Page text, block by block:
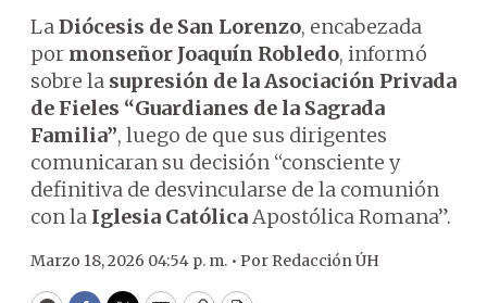
LaDiócesis de San Lorenzo, encabezada
por monseñor Joaquín Robledo, informó
sobre la supresión de la Asociación Privada
de Fieles “Guardianes de la Sagrada
Familia”, luego de que sus dirigentes
comunicaran su decisión “consciente y
definitiva de desvincularse de la comunión
con la Iglesia CatólicaApostólica Romana”.
Marzo 18, 2026 04:54 p. m. • Por Redacción ÚH